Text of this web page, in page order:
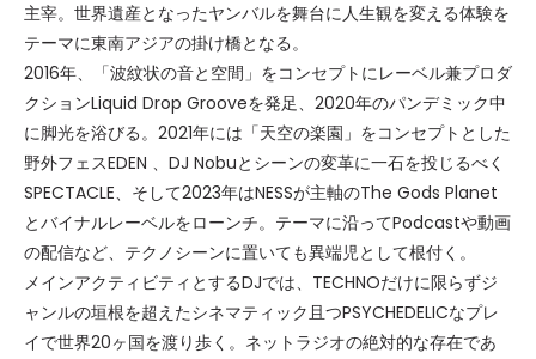
主宰。世界遺産となったヤンバルを舞台に人生観を変える体験を
テーマに東南アジアの掛け橋となる。
2016年、「波紋状の音と空間」をコンセプトにレーベル兼プロダ
クションLiquid Drop Grooveを発足、2020年のパンデミック中
に脚光を浴びる。2021年には「天空の楽園」をコンセプトとした
野外フェスEDEN 、DJ Nobuとシーンの変革に一石を投じるべく
SPECTACLE、そして2023年はNESSが主軸のThe Gods Planet
とバイナルレーベルをローンチ。テーマに沿ってPodcastや動画
の配信など、テクノシーンに置いても異端児として根付く。
メインアクティビティとするDJでは、TECHNOだけに限らずジ
ャンルの垣根を超えたシネマティック且つPSYCHEDELICなプレ
イで世界20ヶ国を渡り歩く。ネットラジオの絶対的な存在であ